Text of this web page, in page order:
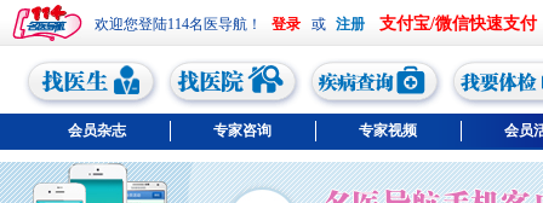
欢迎您登陆114名医导航！ 或 支付宝/微信快速支付
会员杂志 专家咨询 专家视频 会员